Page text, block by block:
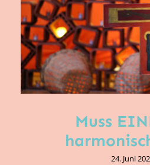
Muss
24. Juni